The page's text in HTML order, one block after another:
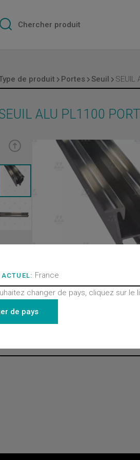
de produit Portes Seuil
ALU PL1100
ACTUEL: France
changer de pays, cliquez sur le
de pays